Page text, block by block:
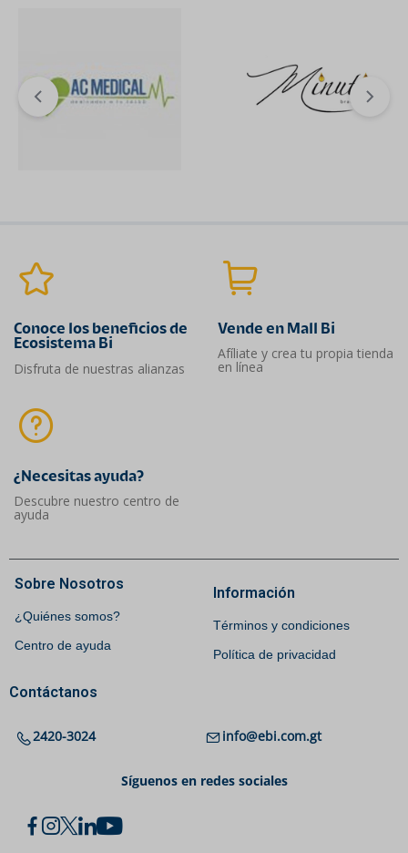
Conoce los beneficios de
Ecosistema Bi
Disfruta de nuestras alianzas
Vende en Mall Bi
Afíliate y crea tu propia tienda
en línea
¿Necesitas ayuda?​
Descubre nuestro centro de
ayuda
Sobre Nosotros
¿Quiénes somos?
Centro de ayuda
Información
Términos y condiciones
Política de privacidad
Contáctanos
2420-3024 info@ebi.com.gt
Síguenos en redes sociales